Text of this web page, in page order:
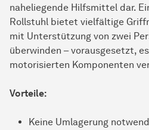
naheliegende Hilfsmittel dar.
Rollstuhl bietet vielfältige
mit Unterstützung von zwei
überwinden – vorausgesetzt,
motorisierten Komponenten
Vorteile:
Keine Umlagerung